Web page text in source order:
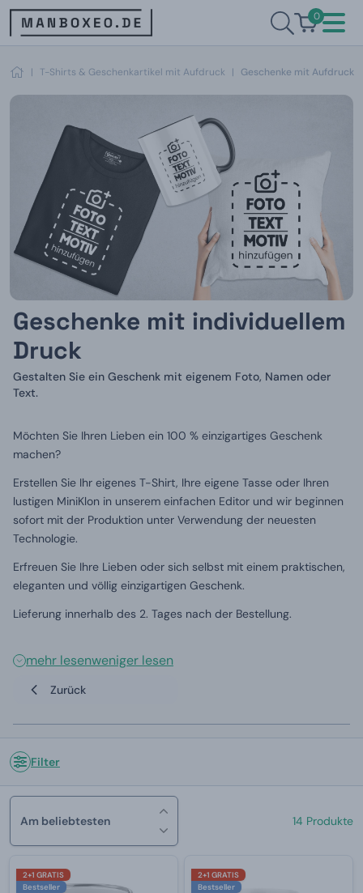
0
| T-Shirts & Geschenkartikel mit Aufdruck | Geschenke mit Aufdruck
Geschenke mit individuellem
Druck
Gestalten Sie ein Geschenk mit eigenem Foto, Namen oder
Text.
Möchten Sie Ihren Lieben ein 100 % einzigartiges Geschenk
machen?
Erstellen Sie Ihr eigenes T-Shirt, Ihre eigene Tasse oder Ihren
lustigen MiniKlon in unserem einfachen Editor und wir beginnen
sofort mit der Produktion unter Verwendung der neuesten
Technologie.
Erfreuen Sie Ihre Lieben oder sich selbst mit einem praktischen,
eleganten und völlig einzigartigen Geschenk.
Lieferung innerhalb des 2. Tages nach der Bestellung.
mehr lesenweniger lesen
Zurück
Filter
Am beliebtesten 14 Produkte
2+1 GRATIS
Bestseller
2+1 GRATIS
Bestseller